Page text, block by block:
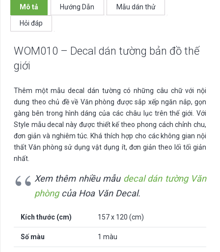
giới
Mô tả Hướng Dẫn Mẫu dán thử
Hỏi đáp
WOM010 – Decal dán tường bản đồ thế
giới
Thêm một mẫu decal dán tường có những câu chữ với nội
dung theo chủ đề về Văn phòng được sắp xếp ngăn nắp, gọn
gàng bên trong hình dáng của các châu lục trên thế giới. Với
Style mẫu decal này được thiết kế theo phong cách chỉnh chu,
đơn giản và nghiêm túc. Khá thích hợp cho các không gian nội
thất Văn phòng sử dụng vật dụng ít, đơn giản theo lối tối giản
nhất.
Xem thêm nhiều mẫu decal dán tường Văn
phòngcủa Hoa Văn Decal.
Kích thước (cm) 157 x 120 (cm)
Số màu 1 màu